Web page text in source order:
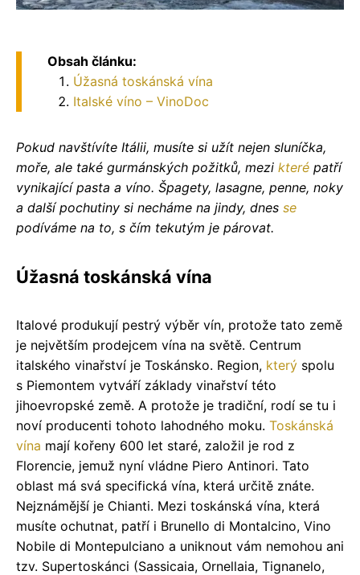
Obsah článku:
Úžasná toskánská vína
Italské víno – VinoDoc
Pokud navštívíte Itálii, musíte si užít nejen sluníčka,
moře, ale také gurmánských požitků, mezi které patří
vynikající pasta a víno. Špagety, lasagne, penne, noky
a další pochutiny si necháme na jindy, dnes se
podíváme na to, s čím tekutým je párovat.
Úžasná toskánská vína
Italové produkují pestrý výběr vín, protože tato země
je největším prodejcem vína na světě. Centrum
italského vinařství je Toskánsko. Region, který spolu
s Piemontem vytváří základy vinařství této
jihoevropské země. A protože je tradiční, rodí se tu i
noví producenti tohoto lahodného moku. Toskánská
vína mají kořeny 600 let staré, založil je rod z
Florencie, jemuž nyní vládne Piero Antinori. Tato
oblast má svá specifická vína, která určitě znáte.
Nejznámější je Chianti. Mezi toskánská vína, která
musíte ochutnat, patří i Brunello di Montalcino, Vino
Nobile di Montepulciano a uniknout vám nemohou ani
tzv. Supertoskánci (Sassicaia, Ornellaia, Tignanelo,